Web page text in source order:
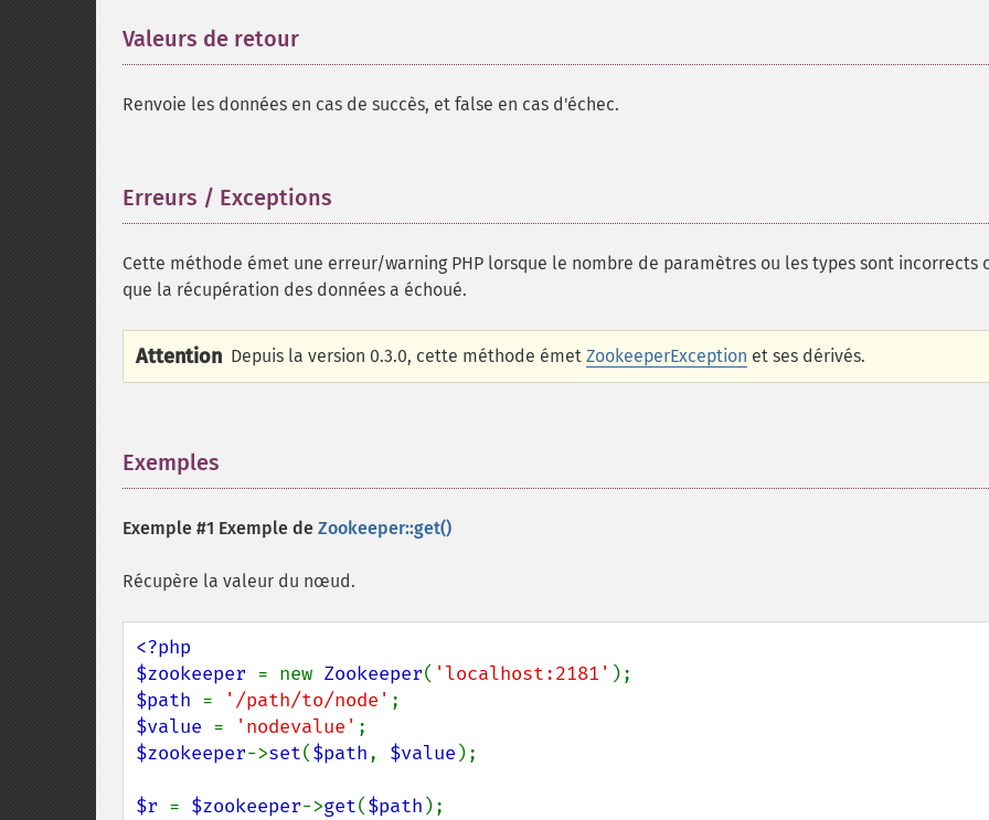
Valeurs de retour
Renvoie les données en cas de succès, et false en cas d'échec.
Erreurs / Exceptions
Cette méthode émet une erreur/warning PHP lorsque le nombre de paramètres ou les types sont incorrects
que la récupération des données a échoué.
Attention Depuis la version 0.3.0, cette méthode émet ZookeeperException et ses dérivés.
Exemples
Exemple #1 Exemple de Zookeeper::get()
Récupère la valeur du nœud.
<?php
$zookeeper = new Zookeeper( 'localhost:2181'
$path = '/path/to/node'
$value = 'nodevalue'
$zookeeper->set($path, $value );
$r = $zookeeper->get($path );